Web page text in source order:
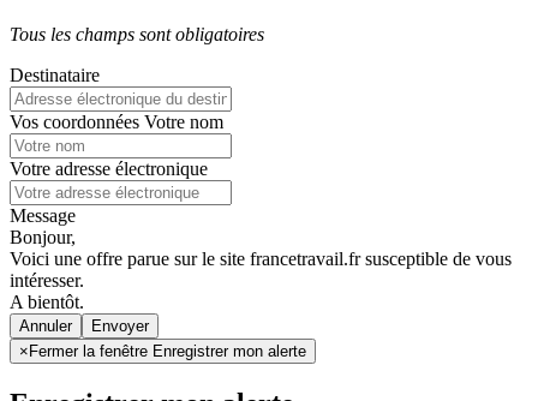
Tous les champs sont obligatoires
Destinataire
Vos coordonnées Votre nom
Votre adresse électronique
Message
Bonjour,
Voici une offre parue sur le site francetravail.fr susceptible de vous
intéresser.
A bientôt.
Annuler
× Fermer la fenêtre Enregistrer mon alerte